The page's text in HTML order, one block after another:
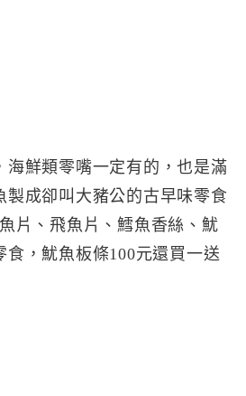
海鮮類零嘴一定有的，也是滿
製成卻叫大豬公的古早味零食
片、飛魚片、鱈魚香絲、魷
食，魷魚板條100元還買一送